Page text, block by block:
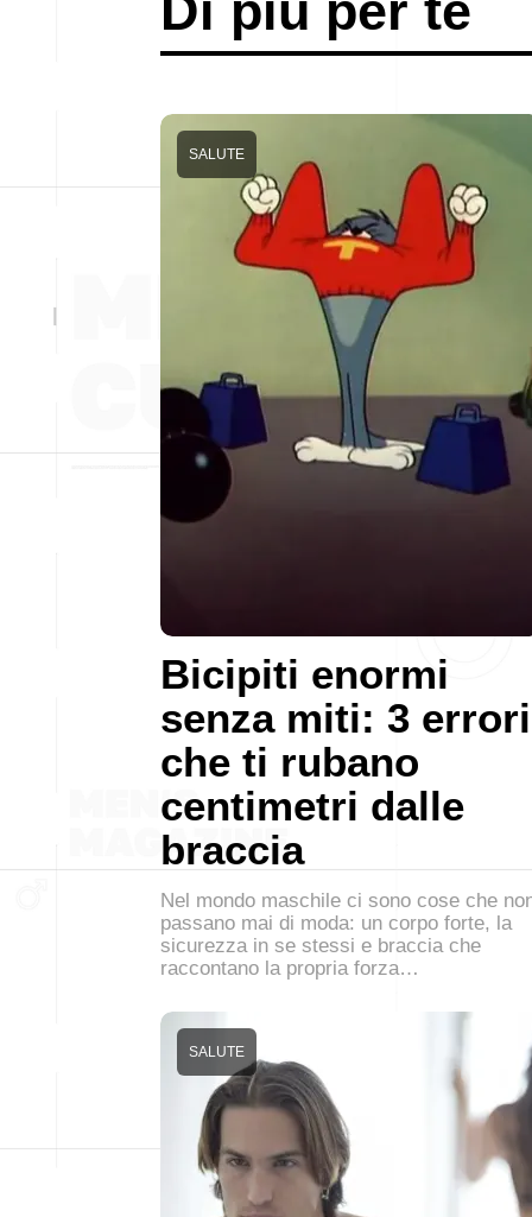
Bicipiti enormi
senza miti: 3 errori
che ti rubano
centimetri dalle
braccia
SALUTE
Nel mondo maschile ci sono cose che
passano mai di moda: un corpo forte, la
sicurezza in se stessi e braccia che
raccontano la propria forza…
SALUTE